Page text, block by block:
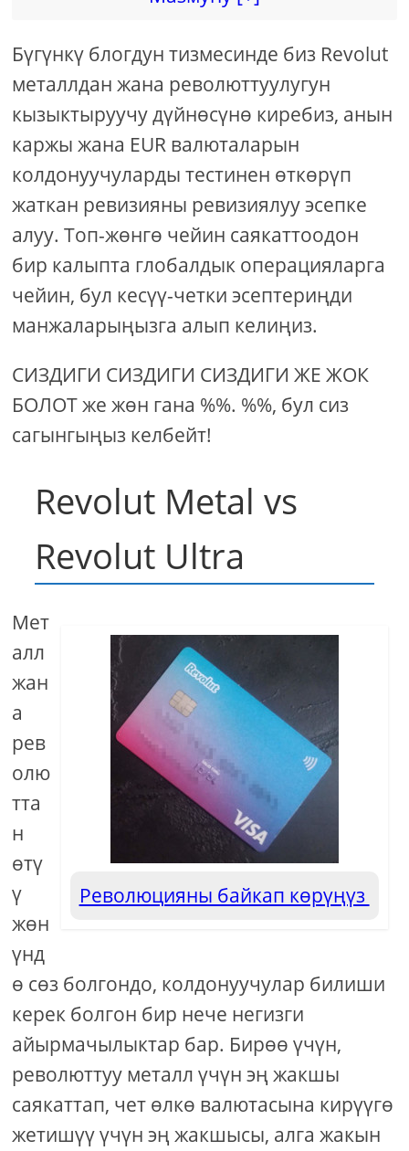
Бүгүнкү блогдун тизмесинде биз Revolut
металлдан жана революттуулугун
кызыктыруучу дүйнөсүнө киребиз, анын
каржы жана EUR валюталарын
колдонуучуларды тестинен өткөрүп
жаткан ревизияны ревизиялуу эсепке
алуу. Топ-жөнгө чейин саякаттоодон
бир калыпта глобалдык операцияларга
чейин, бул кесүү-четки эсептериңди
манжаларыңызга алып келиңиз.
СИЗДИГИ СИЗДИГИ СИЗДИГИ ЖЕ ЖОК
БОЛОТ же жөн гана %%. %%, бул сиз
сагынгыңыз келбейт!
Revolut Metal vs
Revolut Ultra
Революцияны байкап көрүңүз
Мет
алл
жан
а
рев
олю
тта
н
өтү
ү
жөн
үнд
ө сөз болгондо, колдонуучулар билиши
керек болгон бир нече негизги
айырмачылыктар бар. Бирөө үчүн,
революттуу металл үчүн эң жакшы
саякаттап, чет өлкө валютасына кирүүгө
жетишүү үчүн эң жакшысы, алга жакын